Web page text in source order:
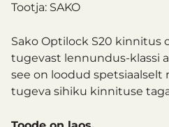
Tootja: SAKO
Sako Optilock S20 kinnitus
tugevast lennundus-klassi
see on loodud spetsiaalselt
tugeva sihiku kinnituse